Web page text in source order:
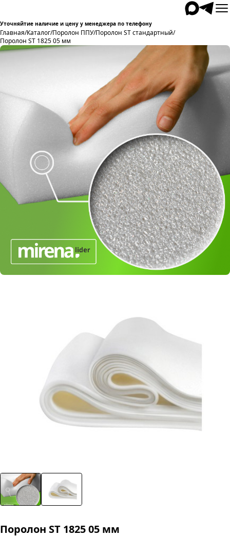
Уточняйтие наличие и цену у менеджера по телефону
Главная/Каталог/Поролон ППУ/Поролон ST стандартный/
Поролон ST 1825 05 мм
Поролон ST 1825 05 мм